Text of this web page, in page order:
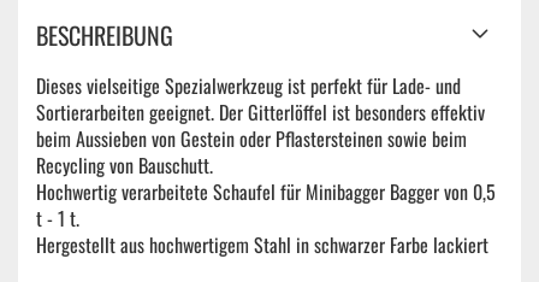
BESCHREIBUNG
Dieses vielseitige Spezialwerkzeug ist perfekt für Lade- und
Sortierarbeiten geeignet. Der Gitterlöffel ist besonders effektiv
beim Aussieben von Gestein oder Pflastersteinen sowie beim
Recycling von Bauschutt.
Hochwertig verarbeitete Schaufel für Minibagger Bagger von 0,5
t - 1 t.
Hergestellt aus hochwertigem Stahl in schwarzer Farbe lackiert